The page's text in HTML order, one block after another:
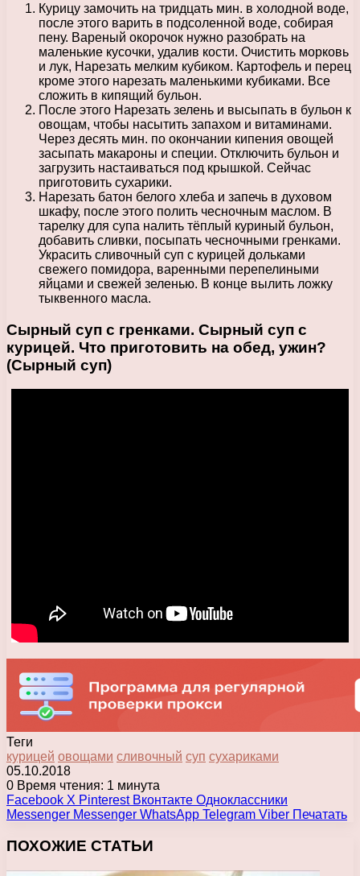
Курицу замочить на тридцать мин. в холодной воде,
после этого варить в подсоленной воде, собирая
пену. Вареный окорочок нужно разобрать на
маленькие кусочки, удалив кости. Очистить морковь
и лук, Нарезать мелким кубиком. Картофель и перец
кроме этого нарезать маленькими кубиками. Все
сложить в кипящий бульон.
После этого Нарезать зелень и высыпать в бульон к
овощам, чтобы насытить запахом и витаминами.
Через десять мин. по окончании кипения овощей
засыпать макароны и специи. Отключить бульон и
загрузить настаиваться под крышкой. Сейчас
приготовить сухарики.
Нарезать батон белого хлеба и запечь в духовом
шкафу, после этого полить чесночным маслом. В
тарелку для супа налить тёплый куриный бульон,
добавить сливки, посыпать чесночными гренками.
Украсить сливочный суп с курицей дольками
свежего помидора, варенными перепелиными
яйцами и свежей зеленью. В конце вылить ложку
тыквенного масла.
Сырный суп с гренками. Сырный суп с
курицей. Что приготовить на обед, ужин?
(Сырный суп)
Теги
курицей овощами сливочный суп сухариками
05.10.2018
0 Время чтения: 1 минута
Facebook X Pinterest Вконтакте Одноклассники
Messenger Messenger WhatsApp Telegram Viber Печатать
ПОХОЖИЕ СТАТЬИ